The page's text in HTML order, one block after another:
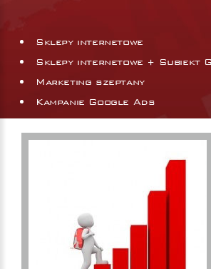
Sklepy internetowe
Sklepy internetowe + Subiekt
Marketing szeptany
Kampanie Google Ads